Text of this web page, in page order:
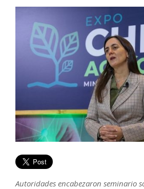
Autoridades encabezaron seminario